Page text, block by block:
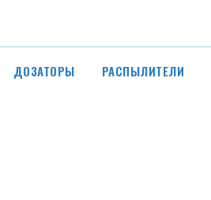
ДОЗАТОРЫ РАСПЫЛИТЕЛИ